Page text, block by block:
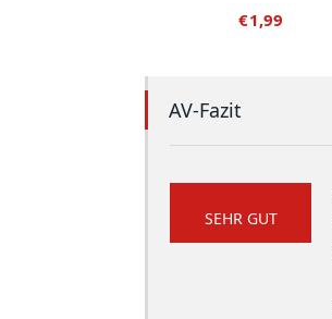
€1,99
AV-Fazit
SEHR GUT